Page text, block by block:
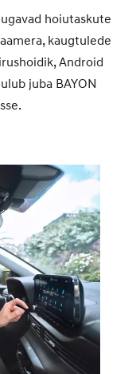
hoiutaskute
kaugtulede
Android
juba BAYON